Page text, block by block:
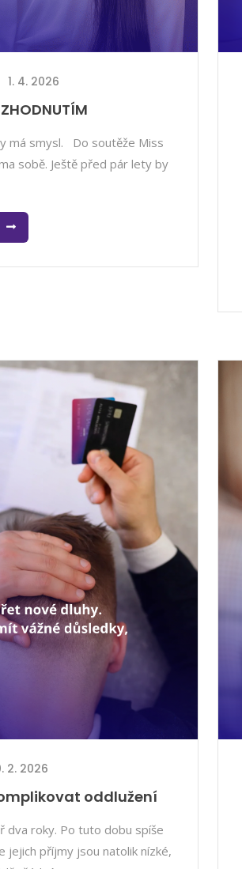
1. 4. 2026
má smysl. Do soutěže Miss
sobě. Ještě před pár lety by
2. 2026
oddlužení
dva roky. Po tuto dobu spíše
jejich příjmy jsou natolik nízké,